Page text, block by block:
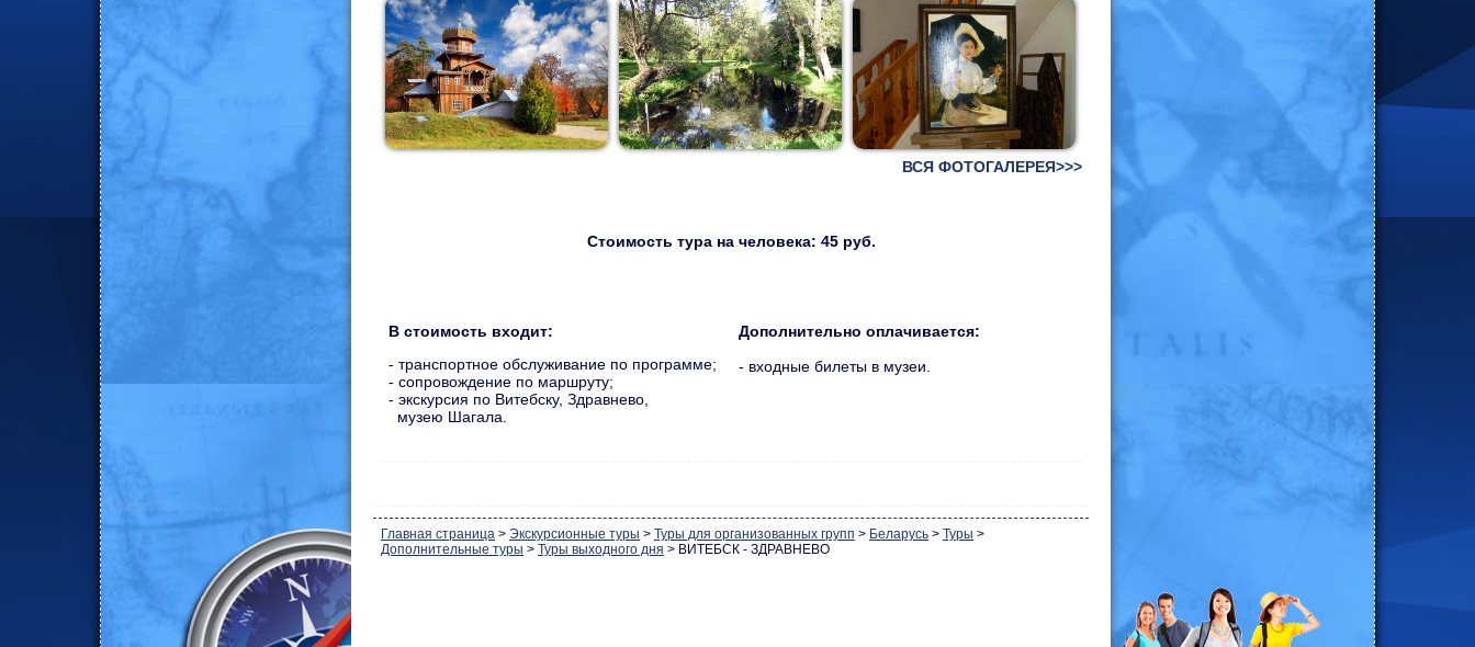
ВСЯ ФОТОГАЛЕРЕЯ>>>
Стоимость тура на человека: 45 руб.
В стоимость входит:
- транспортное обслуживание по программе;
- сопровождение по маршруту;
- экскурсия по Витебску, Здравнево,
музею Шагала.
Дополнительно оплачивается:
- входные билеты в музеи.
Главная страница > Экскурсионные туры > Туры для организованных групп > Беларусь > Туры >
Дополнительные туры > Туры выходного дня > ВИТЕБСК - ЗДРАВНЕВО